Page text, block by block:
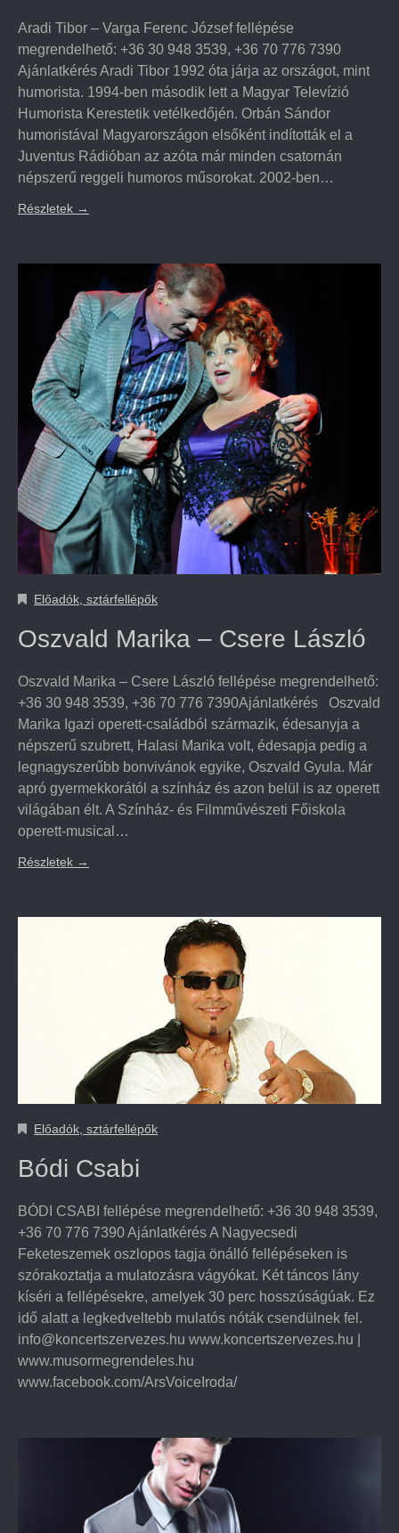
Aradi Tibor – Varga Ferenc József fellépése
megrendelhető: +36 30 948 3539, +36 70 776 7390
Ajánlatkérés Aradi Tibor 1992 óta járja az országot, mint
humorista. 1994-ben második lett a Magyar Televízió
Humorista Kerestetik vetélkedőjén. Orbán Sándor
humoristával Magyarországon elsőként indították el a
Juventus Rádióban az azóta már minden csatornán
népszerű reggeli humoros műsorokat. 2002-ben…
Részletek →
Előadók, sztárfellépők
Oszvald Marika – Csere László
Oszvald Marika – Csere László fellépése megrendelhető:
+36 30 948 3539, +36 70 776 7390Ajánlatkérés Oszvald
Marika Igazi operett-családból származik, édesanyja a
népszerű szubrett, Halasi Marika volt, édesapja pedig a
legnagyszerűbb bonvivánok egyike, Oszvald Gyula. Már
apró gyermekkorától a színház és azon belül is az operett
világában élt. A Színház- és Filmművészeti Főiskola
operett-musical…
Részletek →
Előadók, sztárfellépők
Bódi Csabi
BÓDI CSABI fellépése megrendelhető: +36 30 948 3539,
+36 70 776 7390 Ajánlatkérés A Nagyecsedi
Feketeszemek oszlopos tagja önálló fellépéseken is
szórakoztatja a mulatozásra vágyókat. Két táncos lány
kíséri a fellépésekre, amelyek 30 perc hosszúságúak. Ez
idő alatt a legkedveltebb mulatós nóták csendülnek fel.
info@koncertszervezes.hu www.koncertszervezes.hu |
www.musormegrendeles.hu
www.facebook.com/ArsVoiceIroda/